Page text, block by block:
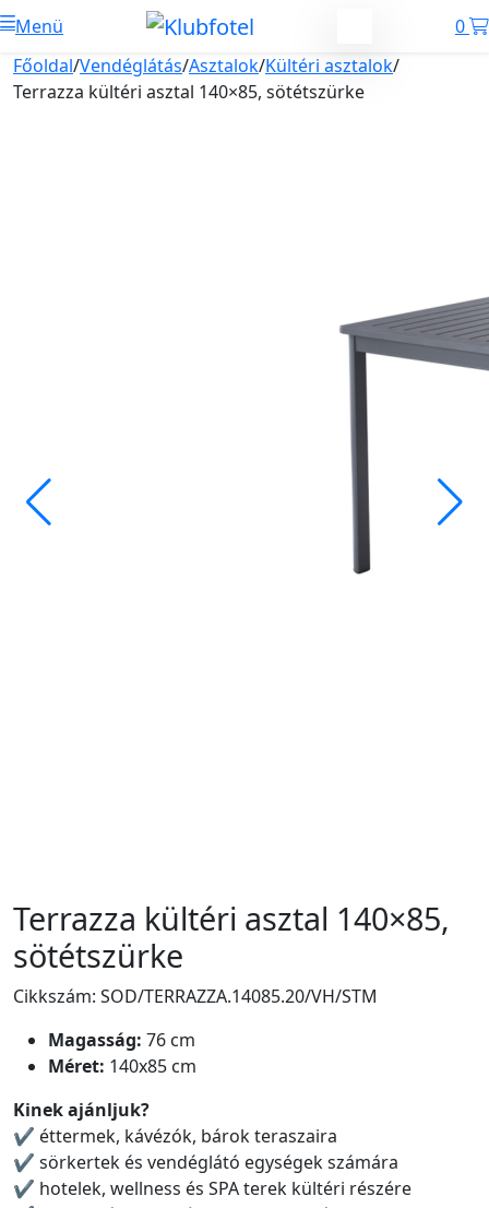
Menü
0
Főoldal/Vendéglátás/Asztalok/Kültéri asztalok/
Terrazza kültéri asztal 140×85, sötétszürke
Terrazza kültéri asztal 140×85,
sötétszürke
Cikkszám: SOD/TERRAZZA.14085.20/VH/STM
Magasság: 76 cm
Méret: 140x85 cm
Kinek ajánljuk?
✔ éttermek, kávézók, bárok teraszaira
✔ sörkertek és vendéglátó egységek számára
✔ hotelek, wellness és SPA terek kültéri részére